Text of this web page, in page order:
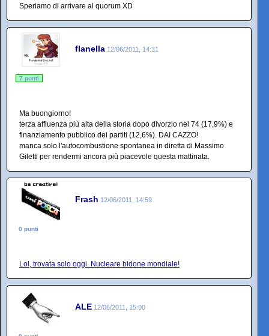
Speriamo di arrivare al quorum XD
flanella 12/06/2011, 14:31
7 punti
Ma buongiorno!
terza affluenza più alta della storia dopo divorzio nel 74 (17,9%) e
finanziamento pubblico dei partiti (12,6%). DAI CAZZO!
manca solo l'autocombustione spontanea in diretta di Massimo
Giletti per rendermi ancora più piacevole questa mattinata.
Frash 12/06/2011, 14:59
0 punti
Lol, trovata solo oggi. Nucleare bidone mondiale!
ALE 12/06/2011, 15:00